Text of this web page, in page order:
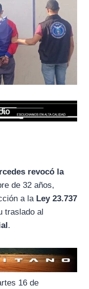
revocó la
de 32 años,
a la Ley 23.737
traslado al
.
16 de